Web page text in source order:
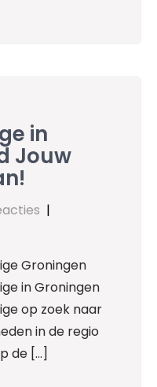
in
Jouw
|
Groningen
in Groningen
op zoek naar
in de regio
de […]